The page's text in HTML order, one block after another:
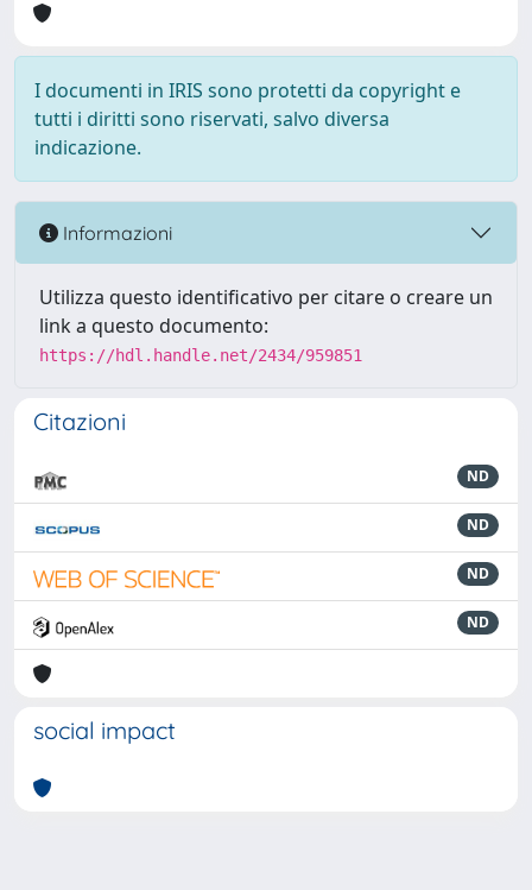
I documenti in IRIS sono protetti da copyright e
tutti i diritti sono riservati, salvo diversa
indicazione.
Informazioni
Utilizza questo identificativo per citare o creare un
link a questo documento:
https://hdl.handle.net/2434/959851
Citazioni
ND
ND
ND
ND
social impact